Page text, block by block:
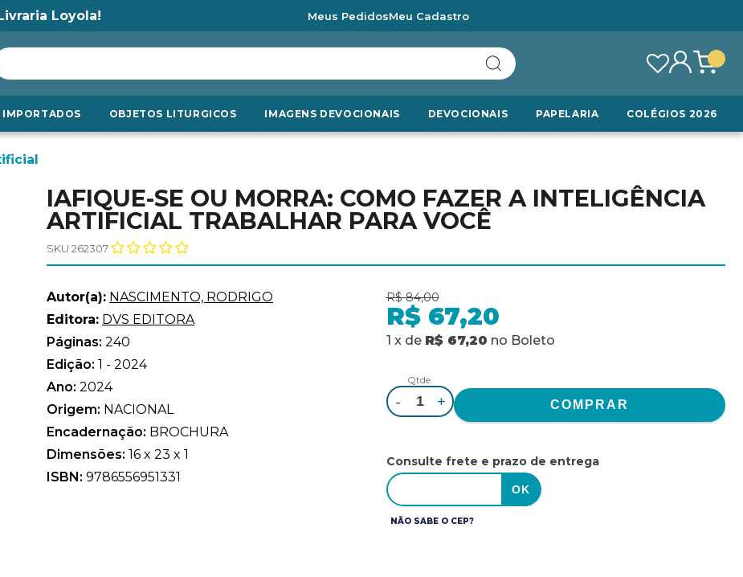
Loyola! Meus PedidosMeu Cadastro
IMPORTADOS OBJETOS LITURGICOS IMAGENS DEVOCIONAIS DEVOCIONAIS PAPELARIA COLÉGIOS 2026
IAFIQUE-SE OU MORRA: COMO FAZER A INTELIGÊNCIA
ARTIFICIAL TRABALHAR PARA VOCÊ
SKU 262307
Autor(a): NASCIMENTO, RODRIGO
Editora: DVS EDITORA
Páginas: 240
Edição: 1 - 2024
Ano: 2024
Origem: NACIONAL
Encadernação: BROCHURA
Dimensões: 16 x 23 x 1
ISBN: 9786556951331
R$ 84,00
R$ 67,20
1 x de R$ 67,20 no Boleto
Qtde.
- +
Consulte frete e prazo de entrega
NÃO SABE O CEP?